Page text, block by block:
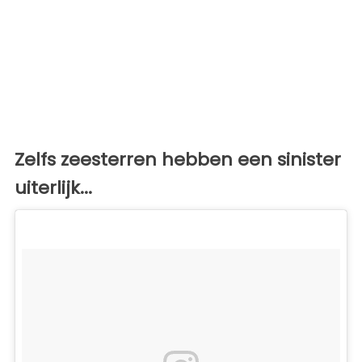
Zelfs zeesterren hebben een sinister
uiterlijk...